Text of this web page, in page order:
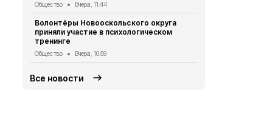
Общество Вчера, 11:44
Волонтёры Новооскольского округа
приняли участие в психологическом
тренинге
Общество Вчера, 10:59
Все новости